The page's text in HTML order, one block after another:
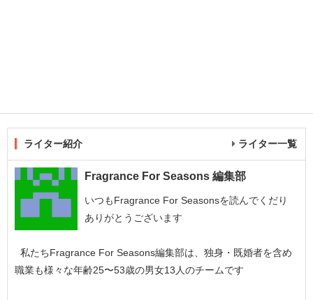
ライター紹介 ライター一覧
Fragrance For Seasons 編集部
いつもFragrance For Seasonsを読んでくだり
ありがとうございます
私たちFragrance For Seasons編集部は、独身・既婚者を含め
職業も様々な年齢25〜53歳の男女13人のチームです